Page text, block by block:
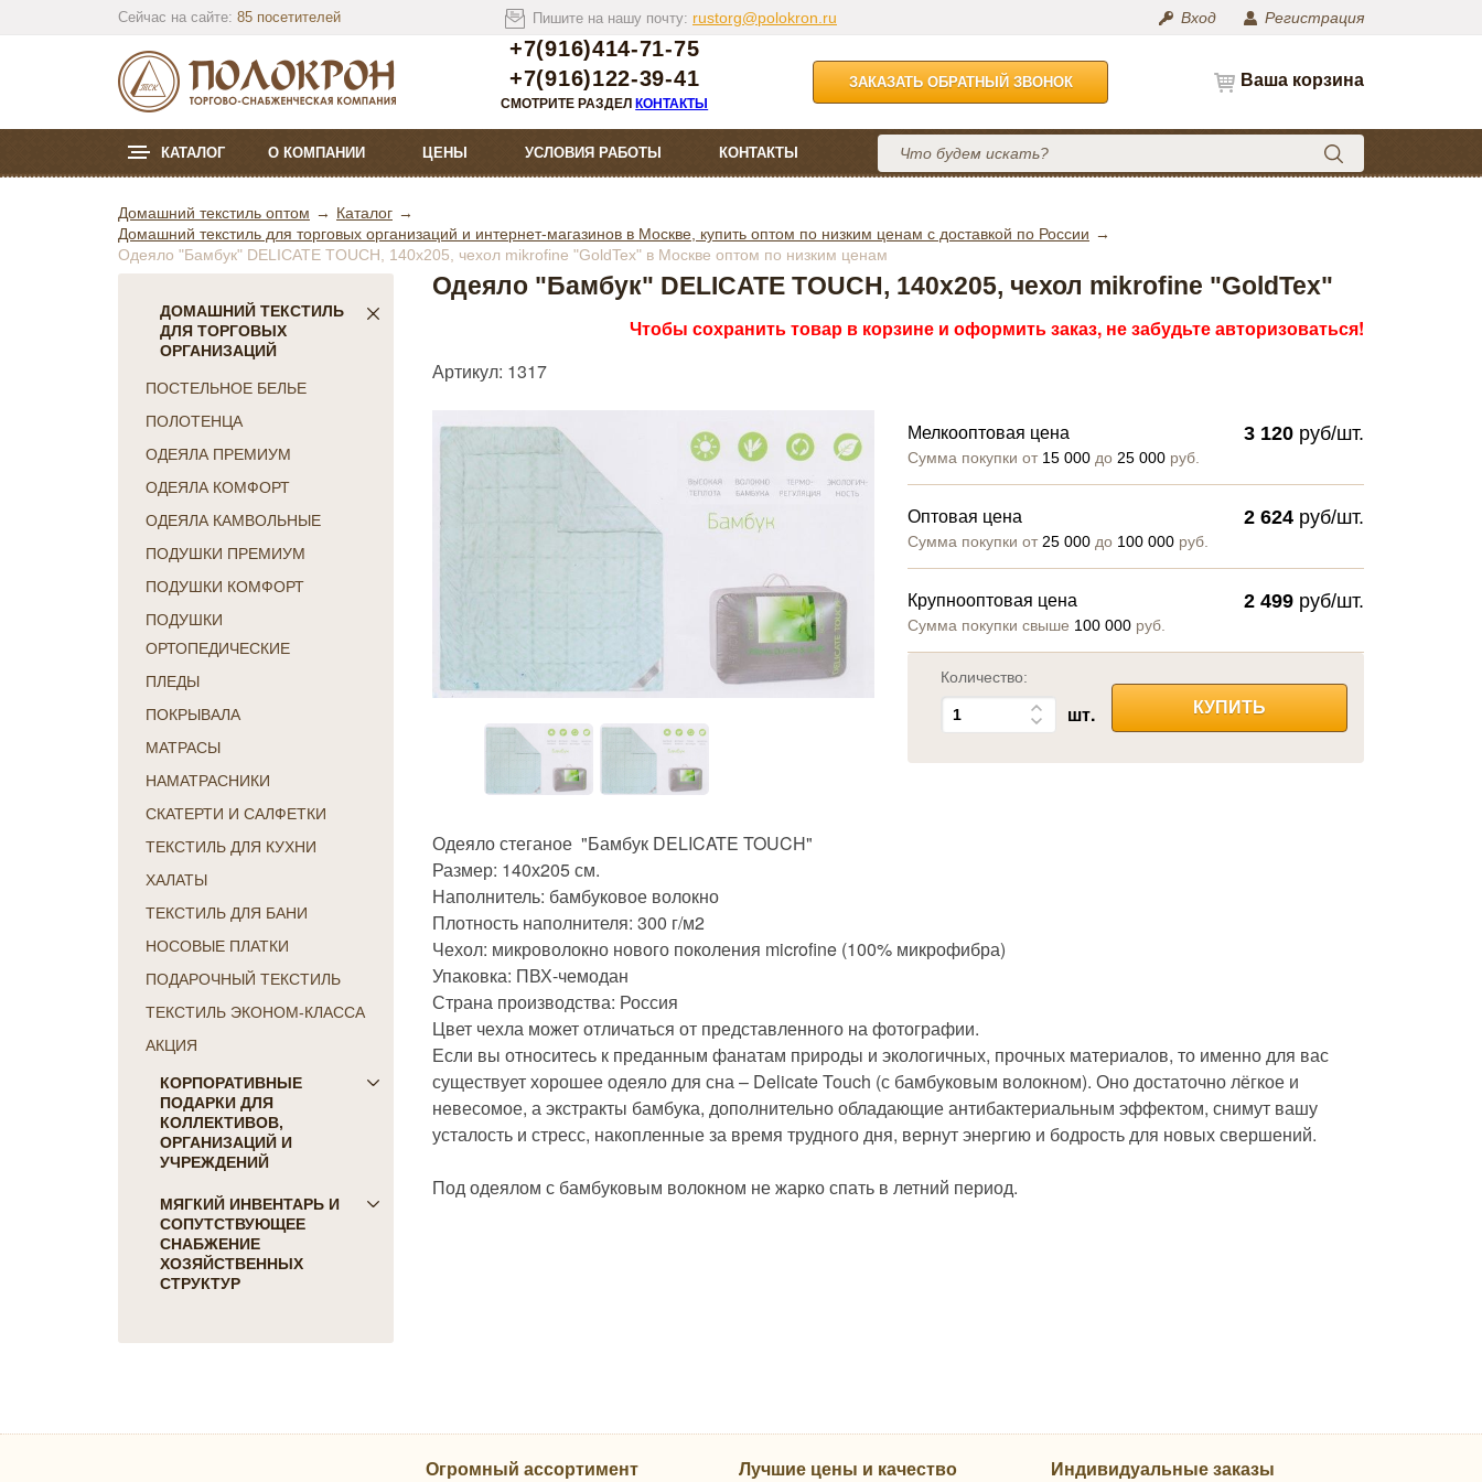
Сейчас на сайте: 85 посетителей Пишите на нашу почту: rustorg@polokron.ru Вход Регистрация
+7(916)414-71-75
+7(916)122-39-41
СМОТРИТЕ РАЗДЕЛКОНТАКТЫ
ЗАКАЗАТЬ ОБРАТНЫЙ ЗВОНОК Ваша корзина
КАТАЛОГ О КОМПАНИИ ЦЕНЫ УСЛОВИЯ РАБОТЫ КОНТАКТЫ
Домашний текстиль оптом
Каталог
Домашний текстиль для торговых организаций и интернет-магазинов в Москве, купить оптом по низким ценам с доставкой по России
Одеяло "Бамбук" DELICATE TOUCH, 140х205, чехол mikrofine "GoldTex" в Москве оптом по низким ценам
ДОМАШНИЙ ТЕКСТИЛЬ
ДЛЯ ТОРГОВЫХ
ОРГАНИЗАЦИЙ
ПОСТЕЛЬНОЕ БЕЛЬЕ
ПОЛОТЕНЦА
ОДЕЯЛА ПРЕМИУМ
ОДЕЯЛА КОМФОРТ
ОДЕЯЛА КАМВОЛЬНЫЕ
ПОДУШКИ ПРЕМИУМ
ПОДУШКИ КОМФОРТ
ПОДУШКИ
ОРТОПЕДИЧЕСКИЕ
ПЛЕДЫ
ПОКРЫВАЛА
МАТРАСЫ
НАМАТРАСНИКИ
СКАТЕРТИ И САЛФЕТКИ
ТЕКСТИЛЬ ДЛЯ КУХНИ
ХАЛАТЫ
ТЕКСТИЛЬ ДЛЯ БАНИ
НОСОВЫЕ ПЛАТКИ
ПОДАРОЧНЫЙ ТЕКСТИЛЬ
ТЕКСТИЛЬ ЭКОНОМ-КЛАССА
АКЦИЯ
КОРПОРАТИВНЫЕ
ПОДАРКИ ДЛЯ
КОЛЛЕКТИВОВ,
ОРГАНИЗАЦИЙ И
УЧРЕЖДЕНИЙ
ПОДАРКИ ДЛЯ КОГО:
Женщинам
Коллегам
Мужчинам
День Победы
МЯГКИЙ ИНВЕНТАРЬ И
СОПУТСТВУЮЩЕЕ
СНАБЖЕНИЕ
ХОЗЯЙСТВЕННЫХ
СТРУКТУР
Одеяло "Бамбук" DELICATE TOUCH, 140х205, чехол mikrofine "GoldTex"
Чтобы сохранить товар в корзине и оформить заказ, не забудьте авторизоваться!
Артикул: 1317
Мелкооптовая цена
Сумма покупки от 15 000до 25 000руб.
3 120 руб/шт.
Оптовая цена
Сумма покупки от 25 000до 100 000руб.
2 624 руб/шт.
Крупнооптовая цена
Сумма покупки свыше 100 000руб.
2 499 руб/шт.
Количество:
шт. КУПИТЬ
Одеяло стеганое "Бамбук DELICATE TOUCH"
Размер: 140х205 см.
Наполнитель: бамбуковое волокно
Плотность наполнителя: 300 г/м2
Чехол: микроволокно нового поколения microfine (100% микрофибра)
Упаковка: ПВХ-чемодан
Страна производства: Россия
Цвет чехла может отличаться от представленного на фотографии.
Если вы относитесь к преданным фанатам природы и экологичных, прочных материалов, то именно для вас
существует хорошее одеяло для сна – Delicate Touch (с бамбуковым волокном). Оно достаточно лёгкое и
невесомое, а экстракты бамбука, дополнительно обладающие антибактериальным эффектом, снимут вашу
усталость и стресс, накопленные за время трудного дня, вернут энергию и бодрость для новых свершений.
Под одеялом с бамбуковым волокном не жарко спать в летний период.
Огромный ассортимент Лучшие цены и качество Индивидуальные заказы